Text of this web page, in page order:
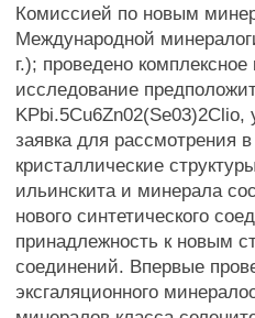
Комиссией по новым
Международной
г.); проведено
исследование
KPbi.5Cu6Zn02(Se03)2Clio,
заявка для
кристаллические
ильинскита и минерала
нового синтетического
принадлежность к новым
соединений. Впервые
эксгаляционного